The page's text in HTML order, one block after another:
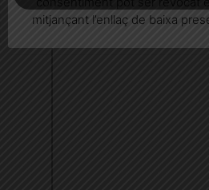
mitjançant l’enllaç de baixa